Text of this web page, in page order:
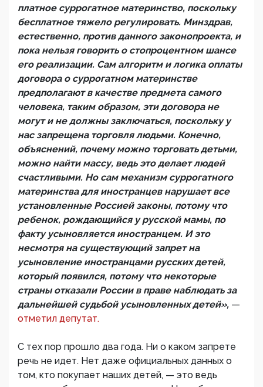
платное суррогатное материнство, поскольку
бесплатное тяжело регулировать. Минздрав,
естественно, против данного законопроекта, и
пока нельзя говорить о стопроцентном шансе
его реализации. Сам алгоритм и логика оплаты
договора о суррогатном материнстве
предполагают в качестве предмета самого
человека, таким образом, эти договора не
могут и не должны заключаться, поскольку у
нас запрещена торговля людьми. Конечно,
объяснений, почему можно торговать детьми,
можно найти массу, ведь это делает людей
счастливыми. Но сам механизм суррогатного
материнства для иностранцев нарушает все
установленные Россией законы, потому что
ребенок, рождающийся у русской мамы, по
факту усыновляется иностранцем. И это
несмотря на существующий запрет на
усыновление иностранцами русских детей,
который появился, потому что некоторые
страны отказали России в праве наблюдать за
дальнейшей судьбой усыновленных детей», —
отметил депутат.
С тех пор прошло два года. Ни о каком запрете
речь не идет. Нет даже официальных данных о
том, кто покупает наших детей, — это ведь